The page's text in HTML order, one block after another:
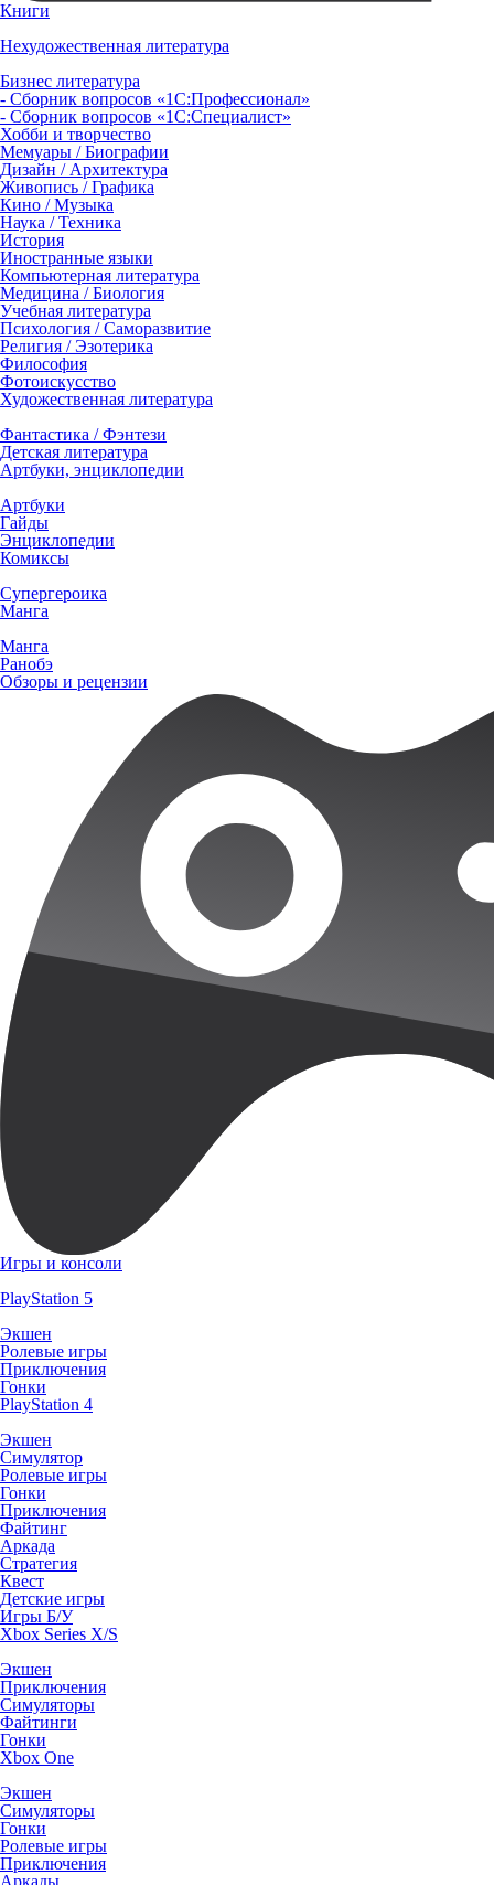
Книги
Нехудожественная литература
Бизнес литература
- Сборник вопросов «1С:Профессионал»
- Сборник вопросов «1С:Специалист»
Хобби и творчество
Мемуары / Биографии
Дизайн / Архитектура
Живопись / Графика
Кино / Музыка
Наука / Техника
История
Иностранные языки
Компьютерная литература
Медицина / Биология
Учебная литература
Психология / Саморазвитие
Религия / Эзотерика
Философия
Фотоискусство
Художественная литература
Фантастика / Фэнтези
Детская литература
Артбуки, энциклопедии
Артбуки
Гайды
Энциклопедии
Комиксы
Супергероика
Манга
Манга
Ранобэ
Обзоры и рецензии
Игры и консоли
PlayStation 5
Экшен
Ролевые игры
Приключения
Гонки
PlayStation 4
Экшен
Симулятор
Ролевые игры
Гонки
Приключения
Файтинг
Аркада
Стратегия
Квест
Детские игры
Игры Б/У
Xbox Series X/S
Экшен
Приключения
Симуляторы
Файтинги
Гонки
Xbox One
Экшен
Симуляторы
Гонки
Ролевые игры
Приключения
Аркады